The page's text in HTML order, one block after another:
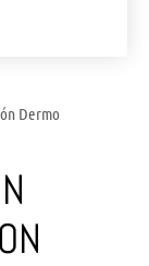
Dermo